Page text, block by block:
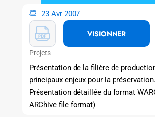
23 Avr 2007
VISIONNER
Projets
Présentation de la filière de
principaux enjeux pour la préservation.
Présentation détaillée du format
ARChive file format)